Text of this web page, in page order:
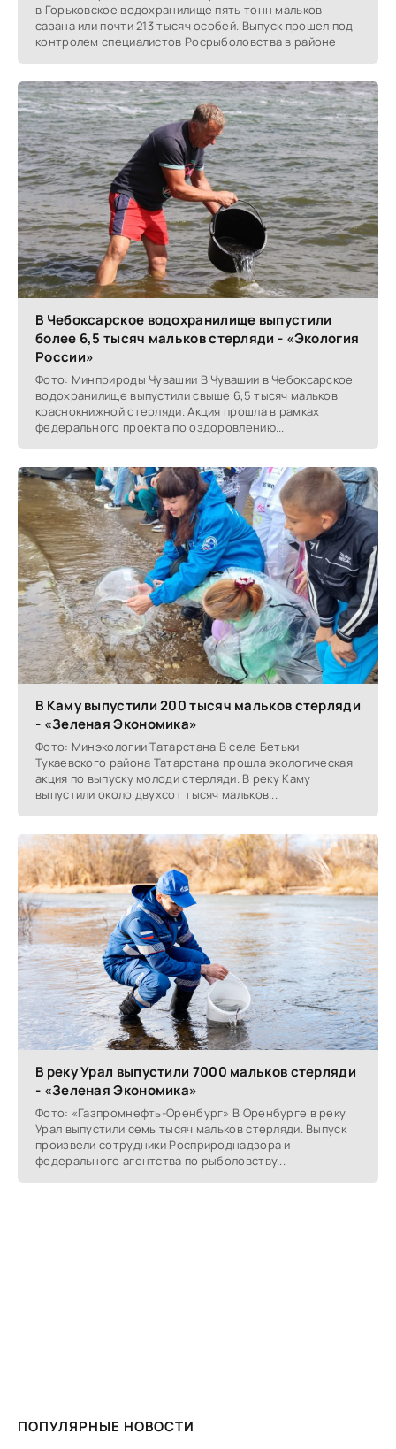
в Горьковское водохранилище пять тонн мальков
сазана или почти 213 тысяч особей. Выпуск прошел под
контролем специалистов Росрыболовства в районе
В Чебоксарское водохранилище выпустили
более 6,5 тысяч мальков стерляди - «Экология
России»
Фото: Минприроды Чувашии В Чувашии в Чебоксарское
водохранилище выпустили свыше 6,5 тысяч мальков
краснокнижной стерляди. Акция прошла в рамках
федерального проекта по оздоровлению...
В Каму выпустили 200 тысяч мальков стерляди
- «Зеленая Экономика»
Фото: Минэкологии Татарстана В селе Бетьки
Тукаевского района Татарстана прошла экологическая
акция по выпуску молоди стерляди. В реку Каму
выпустили около двухсот тысяч мальков...
В реку Урал выпустили 7000 мальков стерляди
- «Зеленая Экономика»
Фото: «Газпромнефть-Оренбург» В Оренбурге в реку
Урал выпустили семь тысяч мальков стерляди. Выпуск
произвели сотрудники Росприроднадзора и
федерального агентства по рыболовству...
ПОПУЛЯРНЫЕ НОВОСТИ